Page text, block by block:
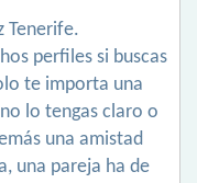
Tenerife.
perfiles si buscas
te importa una
lo tengas claro o
una amistad
una pareja ha de